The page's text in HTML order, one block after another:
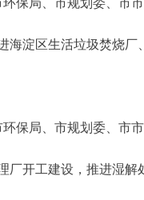
保局、市规划委、市
淀区生活垃圾焚烧厂
保局、市规划委、市
开工建设，推进湿解